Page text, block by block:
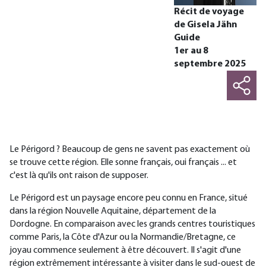
Récit de voyage
de Gisela Jähn
Guide
1er au 8
septembre 2025
Le Périgord ? Beaucoup de gens ne savent pas exactement où
se trouve cette région. Elle sonne français, oui français ... et
c'est là qu'ils ont raison de supposer.
Le Périgord est un paysage encore peu connu en France, situé
dans la région Nouvelle Aquitaine, département de la
Dordogne. En comparaison avec les grands centres touristiques
comme Paris, la Côte d'Azur ou la Normandie/Bretagne, ce
joyau commence seulement à être découvert. Il s'agit d'une
région extrêmement intéressante à visiter dans le sud-ouest de